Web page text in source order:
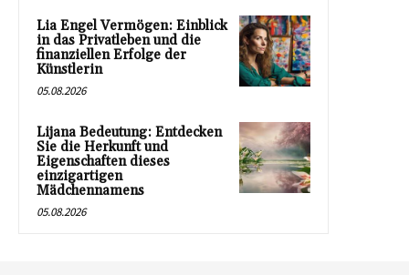
Lia Engel Vermögen: Einblick
in das Privatleben und die
finanziellen Erfolge der
Künstlerin
05.08.2026
Lijana Bedeutung: Entdecken
Sie die Herkunft und
Eigenschaften dieses
einzigartigen
Mädchennamens
05.08.2026